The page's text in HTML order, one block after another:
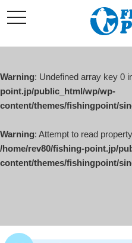
ン
ン
へ
ス
キ
プ
t
o
l
v
i
a
o
n
Warning: Undefined array key 0
point.jp/public_html/wp/wp-
content/themes/fishingpoint/
Warning: Attempt to read
/home/rev80/fishing-point.jp/
content/themes/fishingpoint/